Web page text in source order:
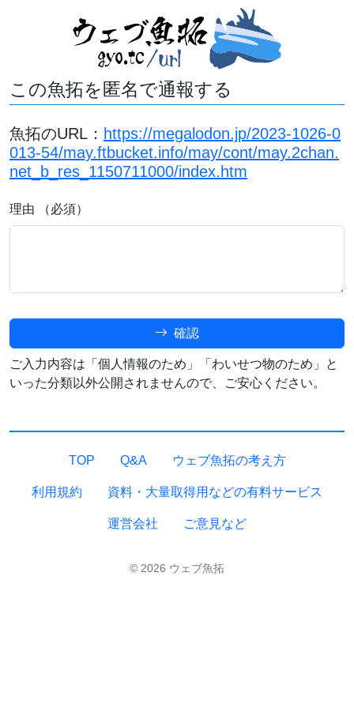
この魚拓を匿名で通報する
魚拓のURL： https://megalodon.jp/2023-1026-0
013-54/may.ftbucket.info/may/cont/may.2chan.
net_b_res_1150711000/index.htm
理由 （必須）
確認
ご入力内容は「個人情報のため」「わいせつ物のため」と
いった分類以外公開されませんので、ご安心ください。
TOP Q&A ウェブ魚拓の考え方
利用規約 資料・大量取得用などの有料サービス
運営会社 ご意見など
© 2026 ウェブ魚拓